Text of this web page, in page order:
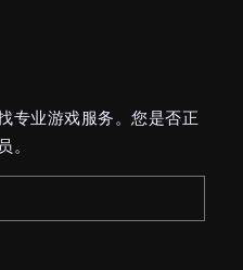
专业游戏服务。您是否正